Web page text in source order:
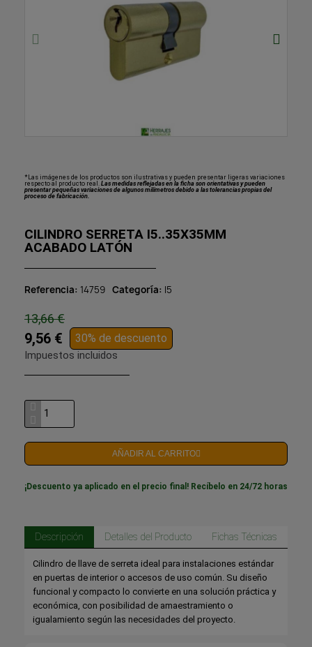
*Las imágenes de los productos son ilustrativas y pueden presentar ligeras variaciones
respecto al producto real. Las medidas reflejadas en la ficha son orientativas y pueden
presentar pequeñas variaciones de algunos milímetros debido a las tolerancias propias del
proceso de fabricación.
CILINDRO SERRETA I5..35X35MM
ACABADO LATÓN
Referencia 14759 Categoría I5
13,66 €
9,56 € 30% de descuento
Impuestos incluidos
AÑADIR AL CARRITO
¡Descuento ya aplicado en el precio final! Recíbelo en 24/72 horas
Descripción Detalles del Producto Fichas Técnicas
Cilindro de llave de serreta ideal para instalaciones estándar
en puertas de interior o accesos de uso común. Su diseño
funcional y compacto lo convierte en una solución práctica y
económica, con posibilidad de amaestramiento o
igualamiento según las necesidades del proyecto.